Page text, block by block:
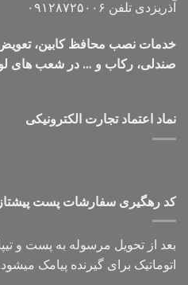
آذریزدی تلفن ۰۹۱۲۸۷۲۵۰۰۶
خدمات نصب محافظ کابین،
صندلی، رکاب و … در شعب های
نماد اعتماد تجارت الكترونیكی
کد رهگیری سفارشات پست پیشتاز
بعد از تحویل مرسوله به پست و
اتوماتیک برای گیرنده پیامک میشود.